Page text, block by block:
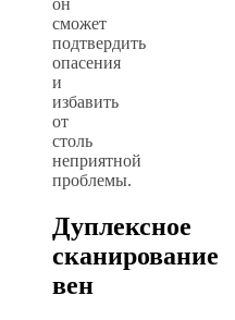
он
сможет
подтвердить
опасения
и
избавить
от
столь
неприятной
проблемы.
Дуплексное
сканирование
вен